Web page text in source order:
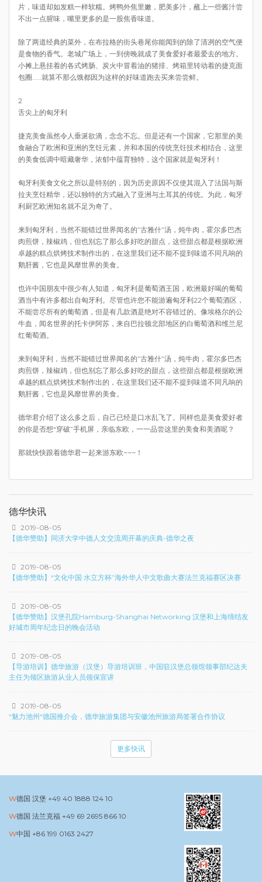
片，味道却如发糕一样软糯。烤鸭外焦里嫩，肥美多汁，蘸上一些酱汁尝
不出一点腥味，嘴里更多的是一股焦香味道。
除了两道经典的菜外，在布拉格的街头巷尾你能闻到的除了清冽的空气便
是食物的香气。老城广场上，一到傍晚就成了美食爱好者最爱去的地方。
小摊上悬挂着的各式烤肠、炭火中冒着油的猪排、烤箱里转动着的捷克面
包圈……就算不那么饿都因为这样的好味道跑去买来尝尝鲜。
2
舌尖上的匈牙利
捷克美食虽然令人垂涎欲滴，念念不忘。但是还有一个国家，它那里的美
食融合了欧洲和亚洲的烹饪元素，并和本国的传统烹饪技术相结合，这里
的美食低调中暗藏奢华，浓郁中蕴育独特，这个国家就是匈牙利！
匈牙利美食文化之所以是特别的，因为历史原因不仅使其混入了法国与斯
拉夫烹饪精华，还以独特的方式融入了亚洲与土耳其的传统。为此，匈牙
利厨艺欧洲知名就不足为奇了。
来到匈牙利，当然不能错过世界闻名的”古雅什”汤，炖牛肉，霍尔多巴杰
肉煎饼，辣椒鸡，但也别忘了那么多好吃的甜点，这些甜点都是根据欧洲
卓越的糕点烘烤技术制作出的，在这里我们还不能不提到味道不同凡响的
鹅肝酱，它也是风靡世界的美食。
也许中国朋友中很少有人知道，匈牙利是葡萄酒王国，欧洲最好喝的葡萄
酒当中有许多都出自匈牙利。尽管也许您不能游遍匈牙利22个葡萄酒区，
不能尝尽所有的葡萄酒，但是有几款酒是绝对不容错过的。像埃格尔的公
牛血，闻名世界的托卡伊阿苏，来自巴拉顿北部地区的白葡萄酒和维兰尼
红葡萄酒。
来到匈牙利，当然不能错过世界闻名的”古雅什”汤，炖牛肉，霍尔多巴杰
肉煎饼，辣椒鸡，但也别忘了那么多好吃的甜点，这些甜点都是根据欧洲
卓越的糕点烘烤技术制作出的，在这里我们还不能不提到味道不同凡响的
鹅肝酱，它也是风靡世界的美食。
德华君介绍了这么多之后，自己已经是口水乱飞了。同样也是美食爱好者
的你是否想“穿破”手机屏，亲临东欧，一一品尝这里的美食和美酒呢？
那就快快跟着德华君一起来游东欧~~~！
德华快讯
2019-08-05
【德华赞助】同济大学中德人文交流周开幕的庆典-德华之夜
2019-08-05
【德华赞助】“文化中国·水立方杯”海外华人中文歌曲大赛法兰克福赛区决赛
2019-08-05
【德华赞助】汉堡孔院Hamburg-Shanghai Networking 汉堡和上海缔结友
好城市周年纪念日的晚会活动
2019-08-05
【导游培训】德华旅游（汉堡）导游培训班，中国驻汉堡总领馆领事部纪达夫
主任为领区旅游从业人员领保宣讲
2019-08-05
“魅力池州“德国推介会，德华旅游集团与安徽池州旅游局签署合作协议
更多快讯
德国 汉堡 +49 40 1888 124 10
德国 法兰克福 +49 69 2695 866 10
中国 +86 199 0163 2427